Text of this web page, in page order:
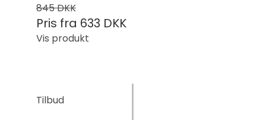
845 DKK
Pris fra 633 DKK
Vis produkt
Tilbud